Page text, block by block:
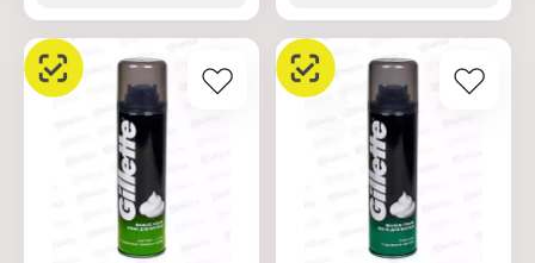
Характеристики:
Торговая марка: Gillette
Серия: Slalom
Тип товара: Сменные
Назначение: для станка
Особенность: с
увлажняющей полоской
Количество лезвий: 2
Комплектация: 3 шт
Barbadensis),
бутилгидрокситолуол
(BHT), масло
виноградных косточек
(Vitis Vinifera), масло
авокадо (Persea
Gratissima), гликолевая
Характеристики:
Торговая марка: Gillette
Серия: Fusion 5